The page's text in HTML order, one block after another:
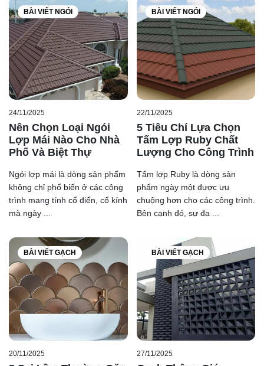
in bề mặt rất sắc nét, độ chân thật so với đá thật có thể
giống lên đến hơn 90%.
3.2 Gạch ốp lát vân gỗ
Vì là áp dụng công nghệ in kĩ thuật số (HD Digital
Printing) nên các mẫugạch vân gỗ Prime có các vân gỗ
rất giống với gỗ thật, giống về màu sắc, đường nét. Hơn
BÀI VIẾT NGÓI
24/11/2025
Nên Chọn Loại Ngói
Lợp Mái Nào Cho Nhà
Phố Và Biệt Thự
Ngói lợp mái là dòng sản phẩm
không chỉ phổ biến ở các công
trình mang tính cổ điển, cổ kính
mà ngày ...
BÀI VIẾT NGÓI
22/11/2025
5 Tiêu Chí Lựa Chọn
Tấm Lợp Ruby Chất
Lượng Cho Công Trình
Tấm lợp Ruby là dòng sản
phẩm ngày một được ưu
chuộng hơn cho các công trình.
Bên cạnh đó, sự đa ...
BÀI VIẾT GẠCH
20/11/2025
BÀI VIẾT GẠCH
27/11/2025